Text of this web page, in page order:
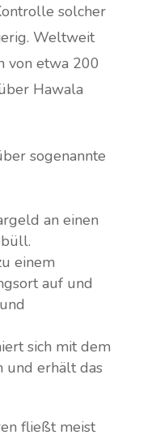
solcher
Weltweit
von etwa 200
Hawala
sogenannte
an einen
einem
auf und
sich mit dem
und erhält das
fließt meist